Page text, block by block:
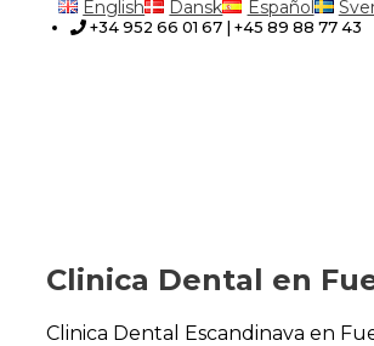
English Dansk Español
+34 952 66 01 67 | +45 89 88 77 43
Clinica Dental en
Clinica Dental Escandinava en